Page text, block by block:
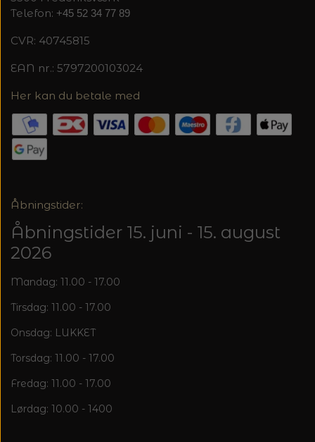
Telefon: +45 52 34 77 89
CVR: 40745815
EAN nr.: 5797200103024
Her kan du betale med
Åbningstider:
Åbningstider 15. juni - 15. august
2026
Mandag: 11.00 - 17.00
Tirsdag: 11.00 - 17.00
Onsdag: LUKKET
Torsdag: 11.00 - 17.00
Fredag: 11.00 - 17.00
Lørdag: 10.00 - 1400